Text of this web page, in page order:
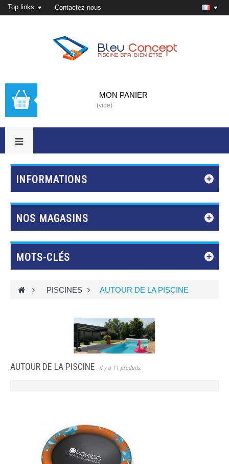
Top links Contactez-nous
MON PANIER
(vide)
INFORMATIONS
NOS MAGASINS
MOTS-CLÉS
> PISCINES > AUTOUR DE LA PISCINE
AUTOUR DE LA PISCINE Il y a 11 produits.